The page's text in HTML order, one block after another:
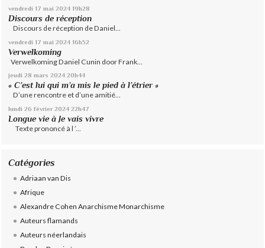
vendredi 17 mai 2024 19h28
Discours de réception
Discours de réception de Daniel...
vendredi 17 mai 2024 16h52
Verwelkoming
Verwelkoming Daniel Cunin door Frank...
jeudi 28 mars 2024 20h44
« C’est lui qui m’a mis le pied à l’étrier »
D’une rencontre et d’une amitié...
lundi 26 février 2024 22h47
Longue vie à Je vais vivre
Texte prononcé à l ’...
Catégories
Adriaan van Dis
Afrique
Alexandre Cohen Anarchisme Monarchisme
Auteurs flamands
Auteurs néerlandais